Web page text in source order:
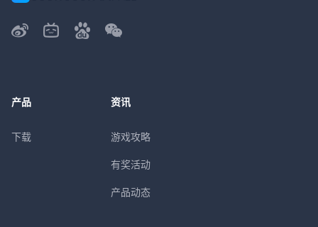
产品
下载
资讯
游戏攻略
有奖活动
产品动态